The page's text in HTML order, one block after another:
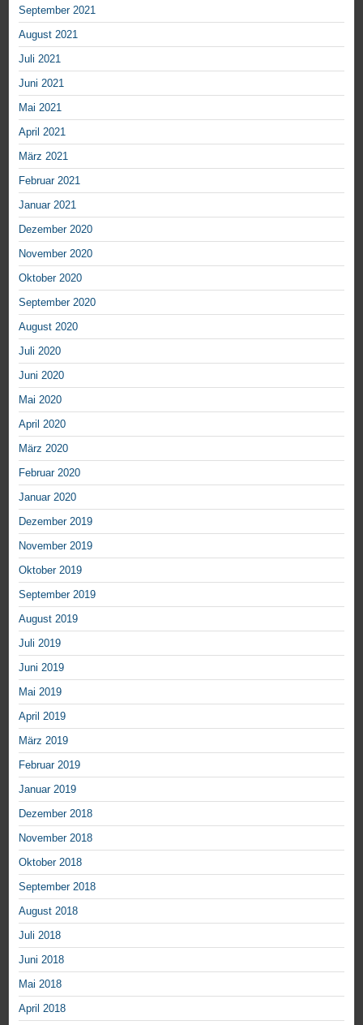
September 2021
August 2021
Juli 2021
Juni 2021
Mai 2021
April 2021
März 2021
Februar 2021
Januar 2021
Dezember 2020
November 2020
Oktober 2020
September 2020
August 2020
Juli 2020
Juni 2020
Mai 2020
April 2020
März 2020
Februar 2020
Januar 2020
Dezember 2019
November 2019
Oktober 2019
September 2019
August 2019
Juli 2019
Juni 2019
Mai 2019
April 2019
März 2019
Februar 2019
Januar 2019
Dezember 2018
November 2018
Oktober 2018
September 2018
August 2018
Juli 2018
Juni 2018
Mai 2018
April 2018